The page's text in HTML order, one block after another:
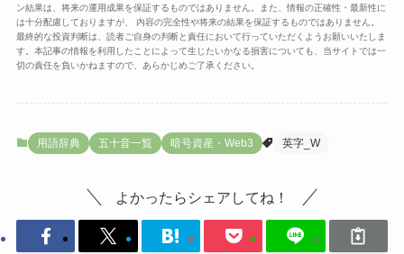
ン結果は、将来の運用成果を保証するものではありません。また、情報の正確性・最新性に
は十分配慮しておりますが、 内容の完全性や将来の結果を保証するものではありません。
最終的な投資判断は、読者ご自身の判断と責任において行っていただくようお願いいたしま
す。本記事の情報を利用したことによって生じたいかなる損害についても、当サイトでは一
切の責任を負いかねますので、あらかじめご了承ください。
用語辞典 五十音一覧 暗号資産・Web3 英字_W
よかったらシェアしてね！